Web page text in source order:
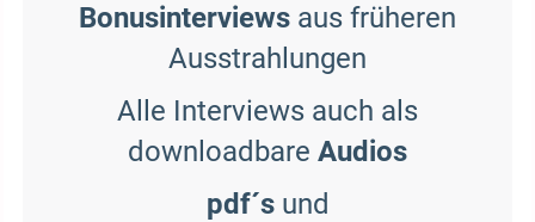
Bonusinterviews aus früheren
Ausstrahlungen
Alle Interviews auch als
downloadbare Audios
pdf´sund